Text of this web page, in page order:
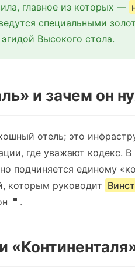
главное из которых —
специальными
Высокого стола.
и зачем он
отель; это
где уважают кодекс.
подчиняется единому
которым руководит
🤵.